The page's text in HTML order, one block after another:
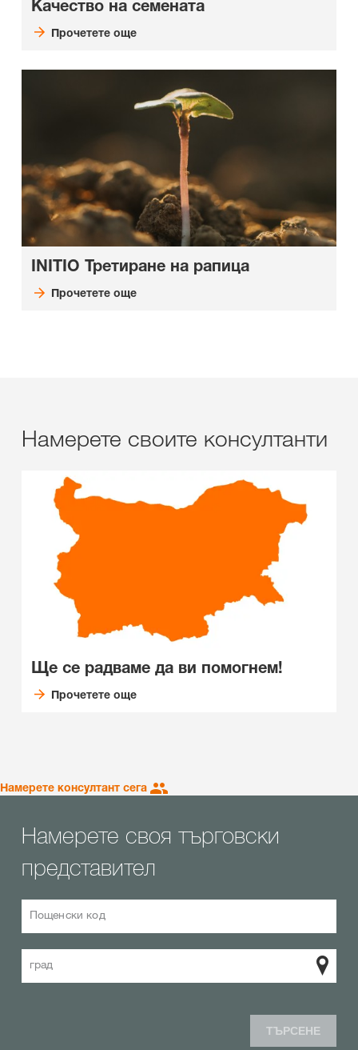
Качество на семената
Прочетете още
INITIO Третиране на рапица
Прочетете още
Намерете своите консултанти
Ще се радваме да ви помогнем!
Прочетете още
Намерете консултант сега
Намерете своя търговски
представител
Пощенски код
град
ТЪРСЕНЕ